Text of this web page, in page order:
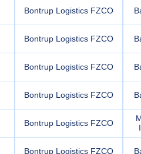
Bontrup Logistics FZCO
Bontrup Logistics FZCO
Bontrup Logistics FZCO
Bontrup Logistics FZCO
Bontrup Logistics FZCO
Bontrup Logistics FZCO